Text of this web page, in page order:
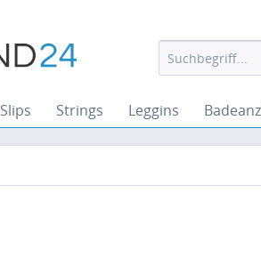
Slips Strings Leggins